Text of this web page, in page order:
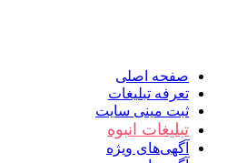
صفحه اصلی
تعرفه تبلیغات
ثبت مینی سایت
تبلیغات انبوه
آگهی‌های ویژه